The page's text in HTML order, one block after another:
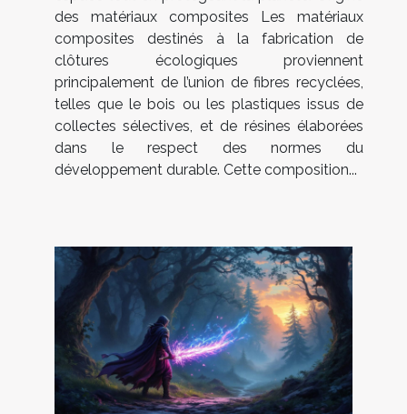
des matériaux composites Les matériaux
composites destinés à la fabrication de
clôtures écologiques proviennent
principalement de l’union de fibres recyclées,
telles que le bois ou les plastiques issus de
collectes sélectives, et de résines élaborées
dans le respect des normes du
développement durable. Cette composition...